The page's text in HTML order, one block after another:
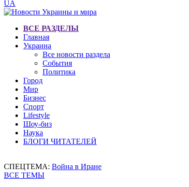
UA
ВСЕ РАЗДЕЛЫ
Главная
Украина
Все новости раздела
События
Политика
Город
Мир
Бизнес
Спорт
Lifestyle
Шоу-биз
Наука
БЛОГИ ЧИТАТЕЛЕЙ
СПЕЦТЕМА: Война в Иране
ВСЕ ТЕМЫ